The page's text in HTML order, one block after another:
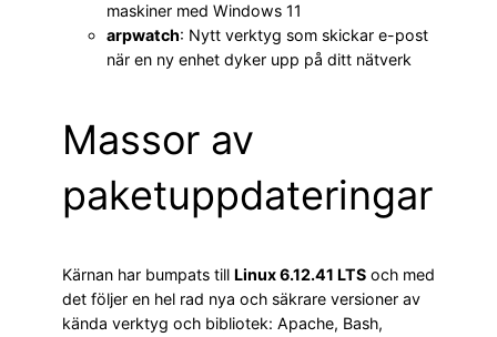
maskiner med Windows 11
arpwatch: Nytt verktyg som skickar e-post
när en ny enhet dyker upp på ditt nätverk
Massor av
paketuppdateringar
Kärnan har bumpats till Linux 6.12.41 LTS och med
det följer en hel rad nya och säkrare versioner av
kända verktyg och bibliotek: Apache, Bash,